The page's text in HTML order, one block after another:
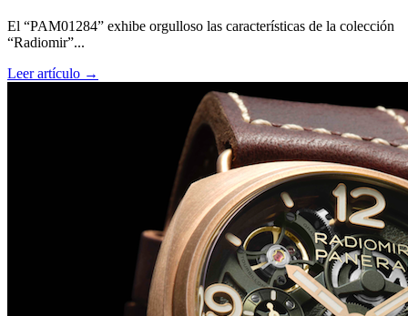
Big Bang Sapphire Sky Blue de Hublot
El “PAM01284” exhibe orgulloso las características de la colección
“Radiomir”...
Leer artículo →